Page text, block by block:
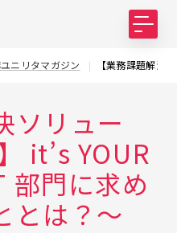
ニリタマガジン 【業務課題解決
ソリュー
it’s YOUR
門に求め
とは？～